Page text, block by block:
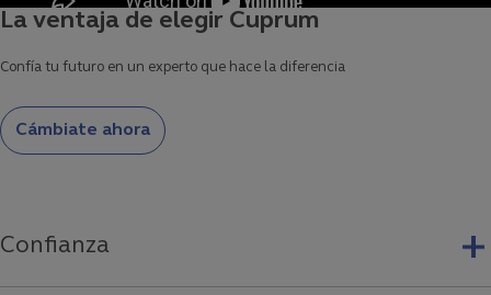
La ventaja de elegir Cuprum
Confía tu futuro en un experto que hace la diferencia
Cámbiate ahora
Confianza